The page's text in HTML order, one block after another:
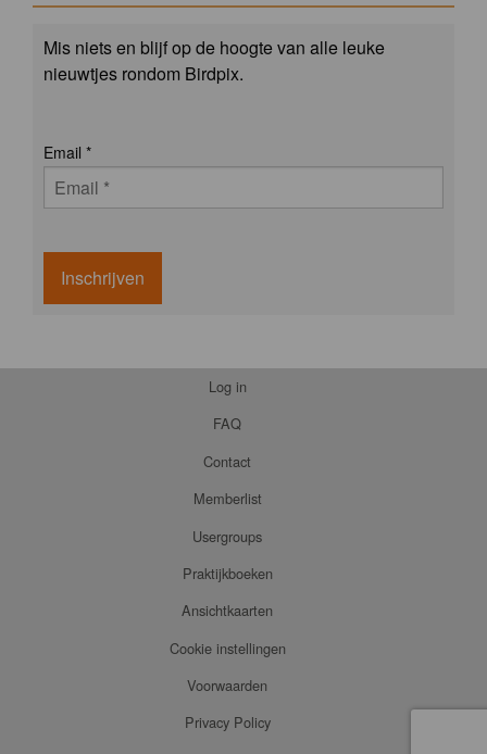
Mis niets en blijf op de hoogte van alle leuke
nieuwtjes rondom Birdpix.
Email *
Inschrijven
Log in
FAQ
Contact
Memberlist
Usergroups
Praktijkboeken
Ansichtkaarten
Cookie instellingen
Voorwaarden
Privacy Policy